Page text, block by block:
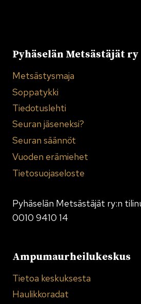
Pyhäselän Metsästäjät ry
Metsästysmaja
Soppatykki
Tiedotuslehti
Seuran jäseneksi?
Seuran säännöt
Vuoden erämiehet
Tietosuojaseloste
Pyhäselän Metsästäjät ry:n
0010 9410 14
Ampumaurheilukeskus
Tietoa keskuksesta
Haulikkoradat